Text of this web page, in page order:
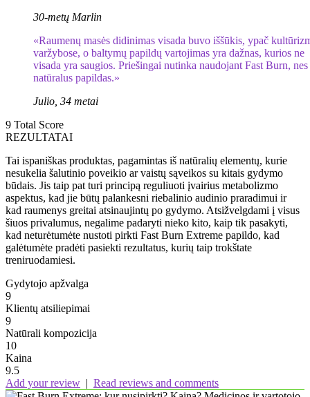
30-metų Marlin
«Raumenų masės didinimas visada buvo iššūkis, ypač
varžybose, o baltymų papildų vartojimas yra dažnas, kurios ne
visada yra saugios. Priešingai nutinka naudojant Fast Burn,
natūralus papildas.»
Julio, 34 metai
9 Total Score
REZULTATAI
Tai ispaniškas produktas, pagamintas iš natūralių elementų, kurie
nesukelia šalutinio poveikio ar vaistų sąveikos su kitais gydymo
būdais. Jis taip pat turi principą reguliuoti įvairius metabolizmo
aspektus, kad jie būtų palankesni riebalinio audinio praradimui ir
kad raumenys greitai atsinaujintų po gydymo. Atsižvelgdami į visus
šiuos privalumus, negalime padaryti nieko kito, kaip tik pasakyti,
kad neturėtumėte nustoti pirkti Fast Burn Extreme papildo, kad
galėtumėte pradėti pasiekti rezultatus, kurių taip trokštate
treniruodamiesi.
Gydytojo apžvalga
9
Klientų atsiliepimai
9
Natūrali kompozicija
10
Kaina
9.5
Add your review | Read reviews and comments